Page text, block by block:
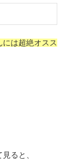
は超絶オスス
ると、